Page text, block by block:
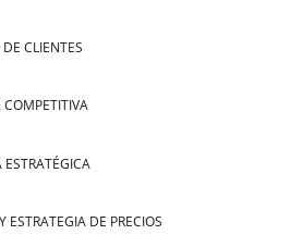
CLIENTES
ESTRATÉGICA
DE PRECIOS